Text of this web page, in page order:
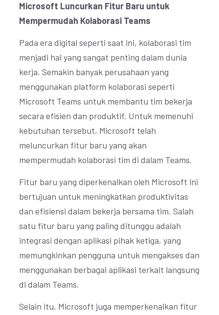
Microsoft Luncurkan Fitur Baru untuk
Mempermudah Kolaborasi Teams
Pada era digital seperti saat ini, kolaborasi tim
menjadi hal yang sangat penting dalam dunia
kerja. Semakin banyak perusahaan yang
menggunakan platform kolaborasi seperti
Microsoft Teams untuk membantu tim bekerja
secara efisien dan produktif. Untuk memenuhi
kebutuhan tersebut, Microsoft telah
meluncurkan fitur baru yang akan
mempermudah kolaborasi tim di dalam Teams.
Fitur baru yang diperkenalkan oleh Microsoft ini
bertujuan untuk meningkatkan produktivitas
dan efisiensi dalam bekerja bersama tim. Salah
satu fitur baru yang paling ditunggu adalah
integrasi dengan aplikasi pihak ketiga, yang
memungkinkan pengguna untuk mengakses dan
menggunakan berbagai aplikasi terkait langsung
di dalam Teams.
Selain itu, Microsoft juga memperkenalkan fitur